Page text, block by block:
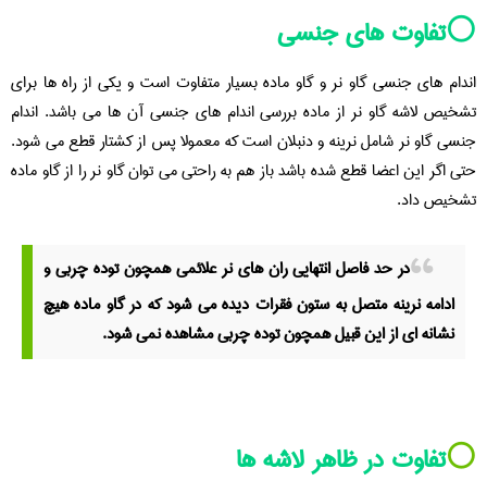
⚪️تفاوت های جنسی
اندام های جنسی گاو نر و گاو ماده بسیار متفاوت است و یکی از راه ها برای
تشخیص لاشه گاو نر از ماده بررسی اندام های جنسی آن ها می باشد. اندام
جنسی گاو نر شامل نرینه و دنبلان است که معمولا پس از کشتار قطع می شود.
حتی اگر این اعضا قطع شده باشد باز هم به راحتی می توان گاو نر را از گاو ماده
تشخیص داد.
در حد فاصل انتهایی ران های نر علائمی همچون توده چربی و
ادامه نرینه متصل به ستون فقرات دیده می شود که در گاو ماده هیچ
نشانه ای از این قبیل همچون توده چربی مشاهده نمی شود.
⚪️تفاوت در ظاهر لاشه ها